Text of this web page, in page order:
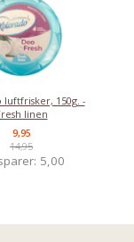
luftfrisker, 150g. -
linen
9,95
14,95
5,00